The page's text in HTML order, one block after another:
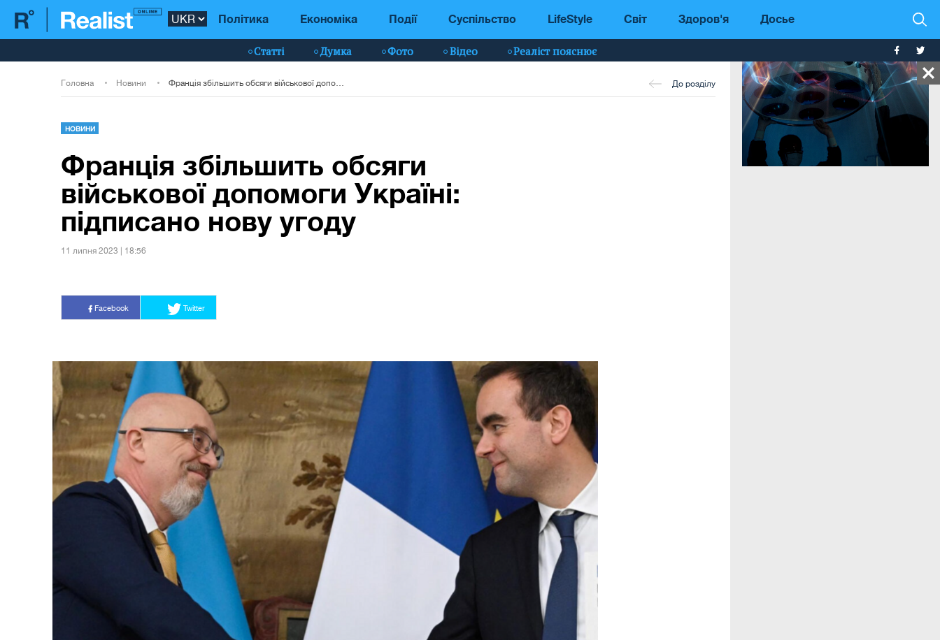
Політика Економіка Події Суспільство LifeStyle Світ Здоров'я Досье
Статті Думка Фото Відео Реаліст пояснює
Головна Новини До розділу
НОВИНИ
Франція збільшить обсяги
військової допомоги Україні:
підписано нову угоду
11 липня 2023 | 18:56
Facebook Twitter